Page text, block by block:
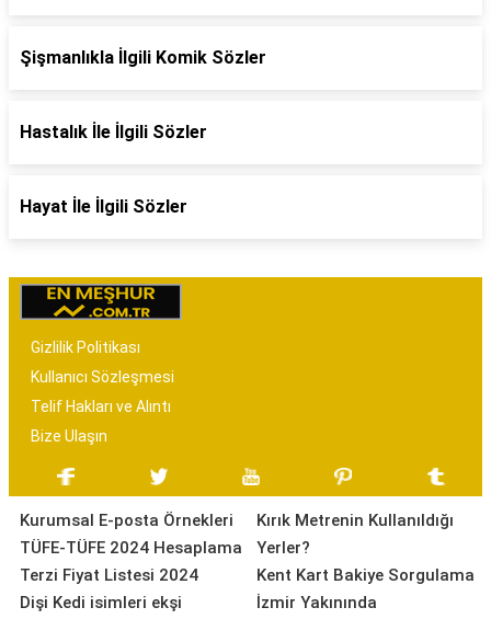
Şişmanlıkla İlgili Komik Sözler
Hastalık İle İlgili Sözler
Hayat İle İlgili Sözler
Gizlilik Politikası
Kullanıcı Sözleşmesi
Telif Hakları ve Alıntı
Bize Ulaşın
Kurumsal E-posta Örnekleri
TÜFE-TÜFE 2024 Hesaplama
Terzi Fiyat Listesi 2024
Dişi Kedi isimleri ekşi
Kırık Metrenin Kullanıldığı
Yerler?
Kent Kart Bakiye Sorgulama
İzmir Yakınında